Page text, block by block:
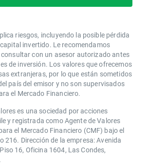
riesgos, incluyendo la posible pérdida
invertido. Le recomendamos
con un asesor autorizado antes
de inversión. Los valores que ofrecemos
extranjeras, por lo que están sometidos
país del emisor y no son supervisados
el Mercado Financiero.
es una sociedad por acciones
y registrada como Agente de Valores
el Mercado Financiero (CMF) bajo el
216. Dirección de la empresa: Avenida
16, Oficina 1604, Las Condes,